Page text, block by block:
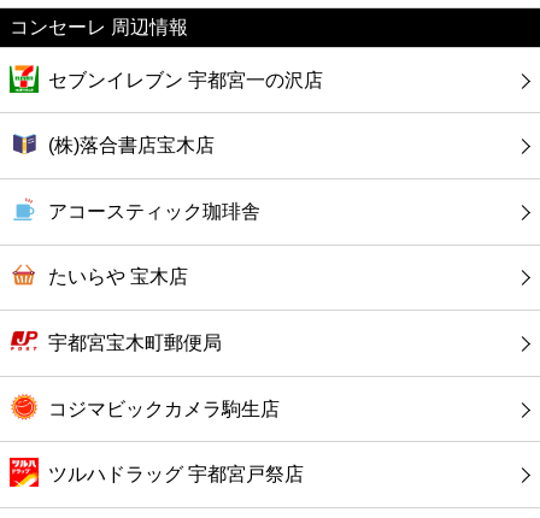
レジャー
書店
ファミレス
ファーストフード
カフェ
ショッピング
銀行
公共
コンセーレ 周辺情報
セブンイレブン 宇都宮一の沢店
(株)落合書店宝木店
アコースティック珈琲舎
たいらや 宝木店
宇都宮宝木町郵便局
コジマビックカメラ駒生店
ツルハドラッグ 宇都宮戸祭店